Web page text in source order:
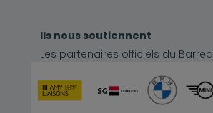
Ils nous soutiennent
Les partenaires officiels du